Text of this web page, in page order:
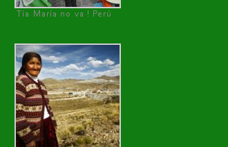
Tía María no va ! Perú